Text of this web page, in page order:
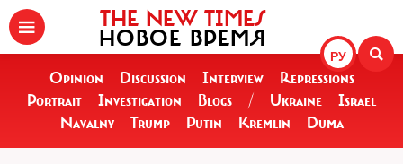
РУ
THE NEW TIMES
НОВОЕ ВРЕМЯ
Opinion Discussion Interview
Repressions
Portrait
Investigation Blogs / Ukraine
Israel
Navalny
Trump Putin Kremlin Duma